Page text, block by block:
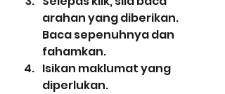
arahan yang diberikan.
Baca sepenuhnya dan
fahamkan.
Isikan maklumat yang
diperlukan.